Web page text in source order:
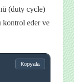
(duty cycle)
kontrol eder ve
Kopyala